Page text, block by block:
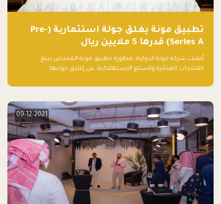
تطبيق مونة يغلق جولة استثمارية (Pre-
Series A) قدرها 5 ملايين ريال
أعلنت شركة مونة الدولية، مطورة تطبيق مونة المختص ببيع
المنتجات الغذائية والسلع الاستهلاكية، عن إغلاق جولتها
دولار أمريكي)، بقيادة شركتي دعم المنشآت المحدودة وتسارع القابضة
09-12-2021